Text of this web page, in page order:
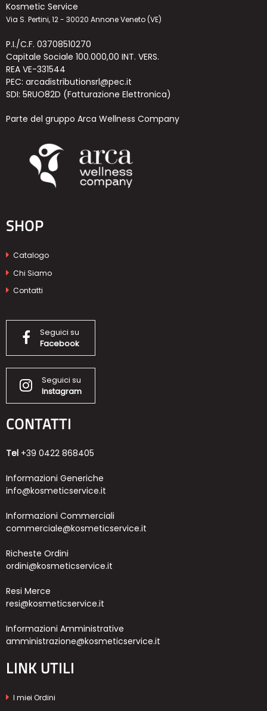
Kosmetic Service
Via S. Pertini, 12 - 30020 Annone Veneto (VE)
P.I./C.F. 03708510270
Capitale Sociale 100.000,00 INT. VERS.
REA VE-331544
PEC: arcadistributionsrl@pec.it
SDI: 5RUO82D (Fatturazione Elettronica)
Parte del gruppo Arca Wellness Company
SHOP
Catalogo
Chi Siamo
Contatti
Seguici su
Facebook
Seguici su
Instagram
CONTATTI
Tel +39 0422 868405
Informazioni Generiche
info@kosmeticservice.it
Informazioni Commerciali
commerciale@kosmeticservice.it
Richeste Ordini
ordini@kosmeticservice.it
Resi Merce
resi@kosmeticservice.it
Informazioni Amministrative
amministrazione@kosmeticservice.it
LINK UTILI
I miei Ordini